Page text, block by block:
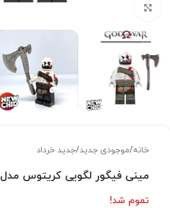
خانه/موجودی جدید/جدید خرداد
مینی فیگور لگویی کریتوس مدل EV04
تموم شد!